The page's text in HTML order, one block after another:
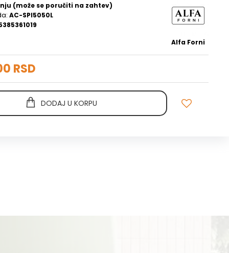
(može se poručiti na zahtev)
AC-SPI5050L
Alfa Forni
RSD
DODAJ U KORPU